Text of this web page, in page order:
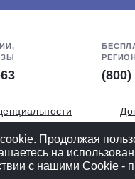
(800)
данных
Полная версия
Продолжая
на
с нашими Cookiе -